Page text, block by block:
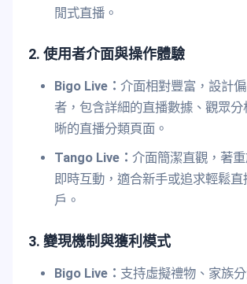
閒式直播。
2. 使用者介面與操作體驗
Bigo Live： 介面相對豐富，設計
者，包含詳細的直播數據、觀眾
晰的直播分類頁面。
Tango Live： 介面簡潔直觀，著
即時互動，適合新手或追求輕鬆直
戶。
3. 變現機制與獲利模式
Bigo Live： 支持虛擬禮物、家族